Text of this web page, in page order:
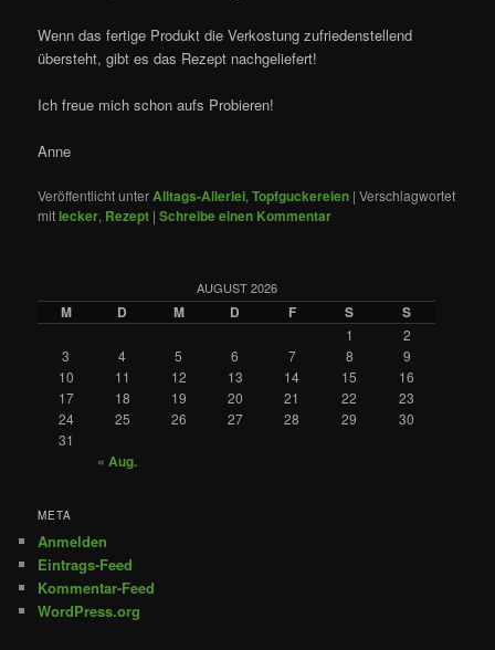
Wenn das fertige Produkt die Verkostung zufriedenstellend
übersteht, gibt es das Rezept nachgeliefert!
Ich freue mich schon aufs Probieren!
Anne
Veröffentlicht unterAlltags-Allerlei,Topfguckereien |Verschlagwortet
mitlecker, Rezept |Schreibe einen Kommentar
AUGUST 2026
M D M D F S S
1
2
3
4 5 6 7 8
9
10
11 12 13 14 15
16
17
18 19 20 21 22
23
24
25 26 27 28 29
30
31
« Aug.
META
Anmelden
Eintrags-Feed
Kommentar-Feed
WordPress.org